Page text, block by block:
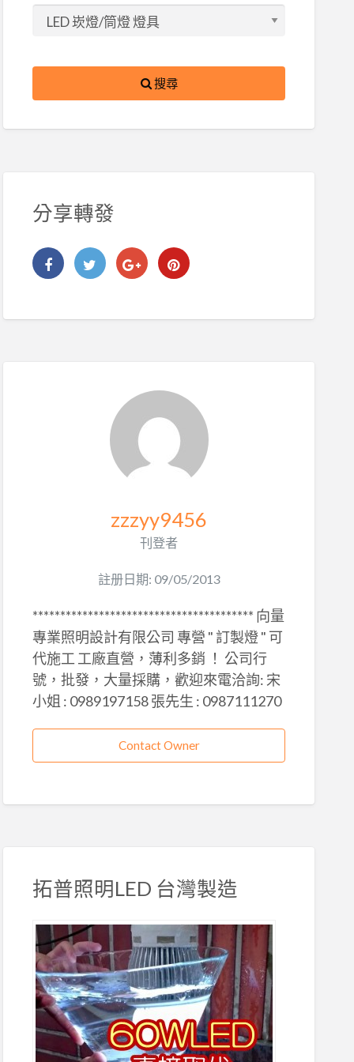
搜尋
分享轉發
zzzyy9456
刊登者
註册日期: 09/05/2013
**************************************** 向量
專業照明設計有限公司 專營 " 訂製燈 " 可
代施工 工廠直營，薄利多銷 ！ 公司行
號，批發，大量採購，歡迎來電洽詢: 宋
小姐 : 0989197158 張先生 : 0987111270
Contact Owner
拓普照明LED 台灣製造